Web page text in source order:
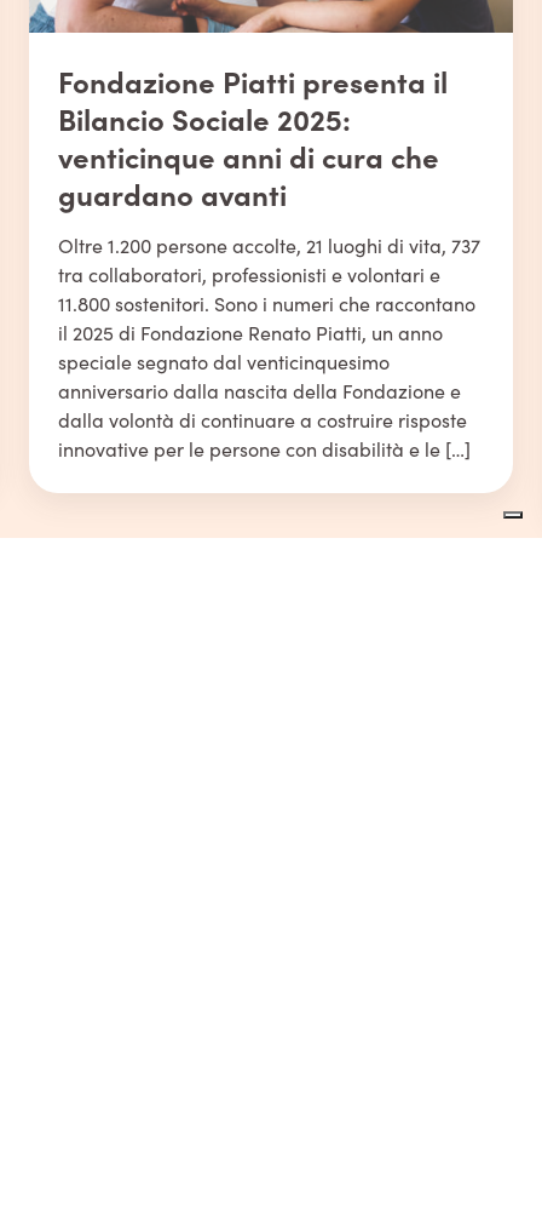
Fondazione Piatti presenta il
Bilancio Sociale 2025:
venticinque anni di cura che
guardano avanti
Oltre 1.200 persone accolte, 21 luoghi di vita, 737
tra collaboratori, professionisti e volontari e
11.800 sostenitori. Sono i numeri che raccontano
il 2025 di Fondazione Renato Piatti, un anno
speciale segnato dal venticinquesimo
anniversario dalla nascita della Fondazione e
dalla volontà di continuare a costruire risposte
innovative per le persone con disabilità e le […]